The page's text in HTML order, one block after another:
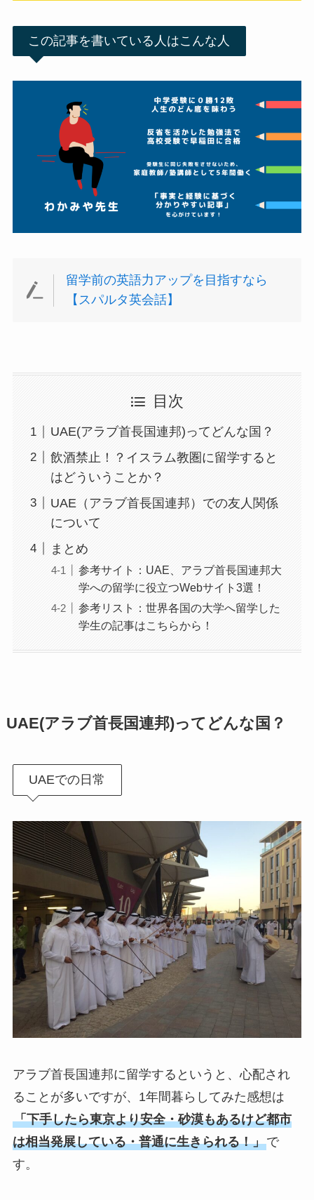
この記事を書いている人はこんな人
留学前の英語力アップを目指すなら
【スパルタ英会話】
目次
UAE(アラブ首長国連邦)ってどんな国？
飲酒禁止！？イスラム教圏に留学すると
はどういうことか？
UAE（アラブ首長国連邦）での友人関係
について
まとめ
参考サイト：UAE、アラブ首長国連邦大
学への留学に役立つWebサイト3選！
参考リスト：世界各国の大学へ留学した
学生の記事はこちらから！
UAE(アラブ首長国連邦)ってどんな国？
UAEでの日常
アラブ首長国連邦に留学するというと、心配され
ることが多いですが、1年間暮らしてみた感想は
「下手したら東京より安全・砂漠もあるけど都市
は相当発展している・普通に生きられる！」で
す。